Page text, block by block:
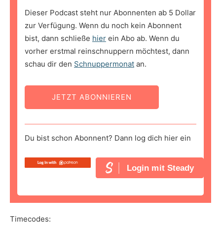
Dieser Podcast steht nur Abonnenten ab 5 Dollar
zur Verfügung. Wenn du noch kein Abonnent
bist, dann schließe hier ein Abo ab. Wenn du
vorher erstmal reinschnuppern möchtest, dann
schau dir den Schnuppermonat an.
JETZT ABONNIEREN
Du bist schon Abonnent? Dann log dich hier ein
Login mit Steady
Timecodes: